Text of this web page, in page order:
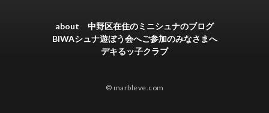
about 中野区在住のミニシュナのブログ
BIWAシュナ遊ぼう会へご参加のみなさまへ
デキるッ子クラブ
© marbleve.com